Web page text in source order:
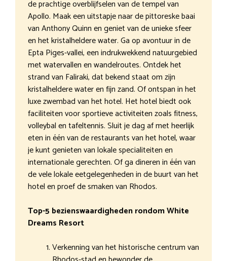
de prachtige overblijfselen van de tempel van
Apollo. Maak een uitstapje naar de pittoreske baai
van Anthony Quinn en geniet van de unieke sfeer
en het kristalheldere water. Ga op avontuur in de
Epta Piges-vallei, een indrukwekkend natuurgebied
met watervallen en wandelroutes. Ontdek het
strand van Faliraki, dat bekend staat om zijn
kristalheldere water en fijn zand. Of ontspan in het
luxe zwembad van het hotel. Het hotel biedt ook
faciliteiten voor sportieve activiteiten zoals fitness,
volleybal en tafeltennis. Sluit je dag af met heerlijk
eten in één van de restaurants van het hotel, waar
je kunt genieten van lokale specialiteiten en
internationale gerechten. Of ga dineren in één van
de vele lokale eetgelegenheden in de buurt van het
hotel en proef de smaken van Rhodos.
Top-5 bezienswaardigheden rondom White
Dreams Resort
Verkenning van het historische centrum van